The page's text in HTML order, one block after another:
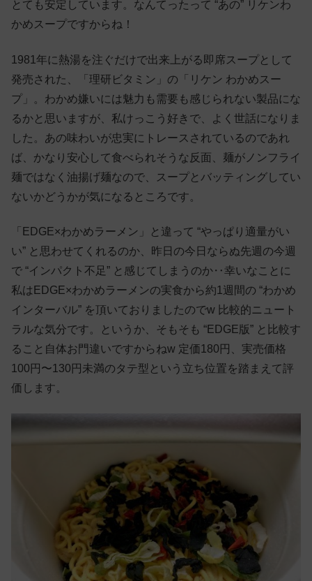
とても安定しています。なんてったって “あの” リケンわ
かめスープですからね！
1981年に熱湯を注ぐだけで出来上がる即席スープとして
発売された、「理研ビタミン」の「リケン わかめスー
プ」。わかめ嫌いには魅力も需要も感じられない製品にな
るかと思いますが、私けっこう好きで、よく世話になりま
した。あの味わいが忠実にトレースされているのであれ
ば、かなり安心して食べられそうな反面、麺がノンフライ
麺ではなく油揚げ麺なので、スープとバッティングしてい
ないかどうかが気になるところです。
「EDGE×わかめラーメン」と違って “やっぱり適量がい
い” と思わせてくれるのか、昨日の今日ならぬ先週の今週
で “インパクト不足” と感じてしまうのか‥幸いなことに
私はEDGE×わかめラーメンの実食から約1週間の “わかめ
インターバル” を頂いておりましたのでw 比較的ニュート
ラルな気分です。というか、そもそも “EDGE版” と比較す
ること自体お門違いですからねw 定価180円、実売価格
100円〜130円未満のタテ型という立ち位置を踏まえて評
価します。